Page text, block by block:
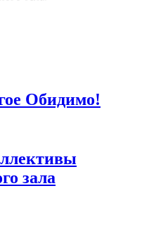
Обидимо!
зала